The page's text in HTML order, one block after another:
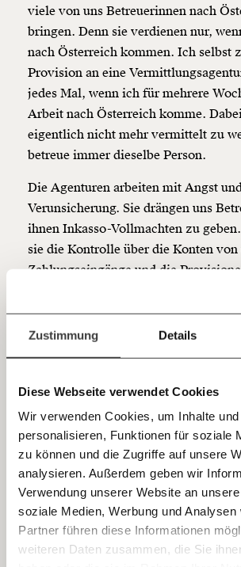
Zustimmung Details
Diese Webseite verwendet Cookies
Wir verwenden Cookies, um Inhalte
personalisieren, Funktionen für soziale
zu können und die Zugriffe auf unsere
analysieren. Außerdem geben wir
Verwendung unserer Website an
soziale Medien, Werbung und Analysen
Partner führen diese Informationen
weiteren Daten zusammen, die Sie
Immer auf dem
bleiben mit
E-Mail-
Veränderung
beginnt mit Dir!
WerdeFördermitgliedund wir können
unsere Wirtschaft so gestalten, dass sie
funktioniert. Unsere Recherchen sind
Netz. Unabhängig und werbefrei. Und
unterstütze uns mit Deinem
Du überweist lieber direkt?
Hier unsere IBAN: AT34 4300 0498
Kontoinhaber: Momentum Institut -
sozialen Fortschritt
Jetzt
einfach
teilen.
E-Mail
Whatsapp
viele von uns Betreuerinnen nach
bringen. Denn sie verdienen nur,
nach Österreich kommen. Ich selbst
Provision an eine
jedes Mal, wenn ich für mehrere
Arbeit nach Österreich komme.
eigentlich nicht mehr vermittelt zu
betreue immer dieselbe Person.
Die Agenturen arbeiten mit Angst
Verunsicherung. Sie drängen uns
ihnen Inkasso-Vollmachten zu
sie die Kontrolle über die Konten von
Zahlungseingänge und die
abziehen von dem, was die Familien
Betreuung zahlen.
Vermittler zahlen
Strafe
So können sie Pflegerinnen
auch jetzt hierzubleiben, indem sie
den Lohn auszuzahlen. Vor allem
neu anfangen und sich noch nicht
unterschreiben solche Vollmachten.
so etwas unterschrieben, als ich